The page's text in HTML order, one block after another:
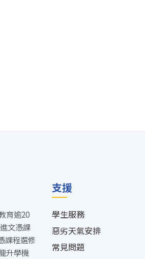
育逾20
文憑課
課程選修
升學機
支援
學生服務
惡劣天氣安排
常見問題